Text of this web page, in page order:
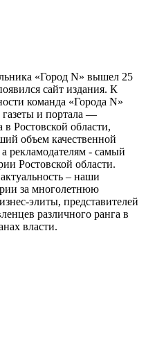
«Город N» вышел 25
сайт издания. К
команда «Города N»
газеты и портала —
в Ростовской области,
объем качественной
рекламодателям - самый
Ростовской области.
– наши
за многолетнюю
элиты, представителей
различного ранга в
власти.